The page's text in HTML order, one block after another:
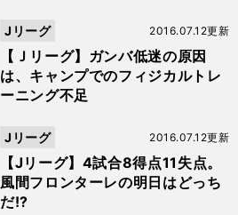
【Ｊリーグ】ガンバ低迷の原因
は、キャンプでのフィジカルトレ
ーニング不足
2016.07.12更新
Jリーグ
【Jリーグ】4試合8得点11失点。
風間フロンターレの明日はどっち
だ!?
2016.07.12更新
Jリーグ